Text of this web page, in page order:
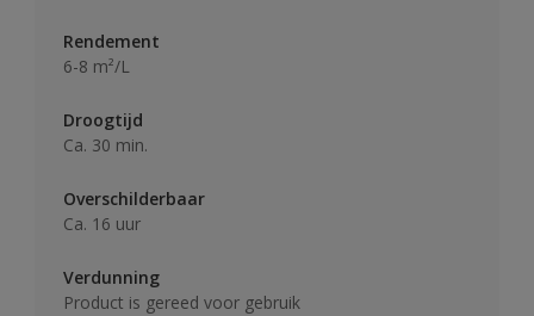
Rendement
6-8 m²/L
Droogtijd
Ca. 30 min.
Overschilderbaar
Ca. 16 uur
Verdunning
Product is gereed voor gebruik